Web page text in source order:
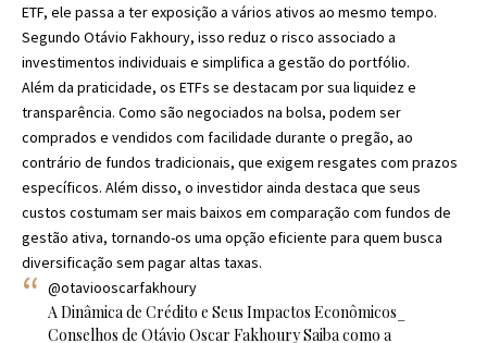
ETF, ele passa a ter exposição a vários ativos ao mesmo tempo.
Segundo Otávio Fakhoury, isso reduz o risco associado a
investimentos individuais e simplifica a gestão do portfólio.
Além da praticidade, os ETFs se destacam por sua liquidez e
transparência. Como são negociados na bolsa, podem ser
comprados e vendidos com facilidade durante o pregão, ao
contrário de fundos tradicionais, que exigem resgates com prazos
específicos. Além disso, o investidor ainda destaca que seus
custos costumam ser mais baixos em comparação com fundos de
gestão ativa, tornando-os uma opção eficiente para quem busca
diversificação sem pagar altas taxas.
@otaviooscarfakhoury
A Dinâmica de Crédito e Seus Impactos Econômicos_
Conselhos de Otávio Oscar Fakhoury Saiba como a